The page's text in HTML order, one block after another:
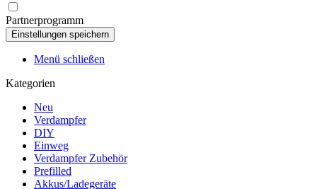
Partnerprogramm
Menü schließen
Kategorien
Neu
Verdampfer
DIY
Einweg
Verdampfer Zubehör
Prefilled
Akkus/Ladegeräte